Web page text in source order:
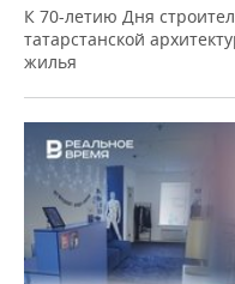
К 70-летию Дня
татарстанской
жилья